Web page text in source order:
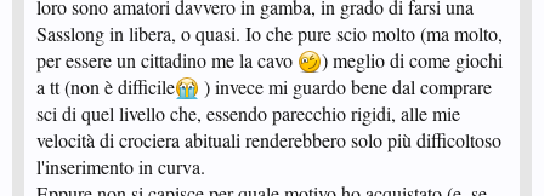
loro sono amatori davvero in gamba, in grado di farsi una
Sasslong in libera, o quasi. Io che pure scio molto (ma molto,
per essere un cittadino me la cavo
) meglio di come giochi
a tt (non è difficile
) invece mi guardo bene dal comprare
sci di quel livello che, essendo parecchio rigidi, alle mie
velocità di crociera abituali renderebbero solo più difficoltoso
l'inserimento in curva.